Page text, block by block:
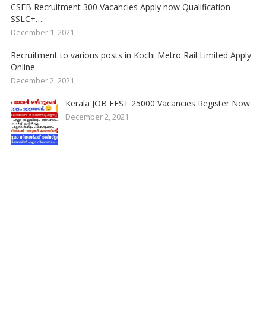
CSEB Recruitment 300 Vacancies Apply now Qualification
SSLC+….
December 1, 2021
Recruitment to various posts in Kochi Metro Rail Limited Apply
Online
December 2, 2021
Kerala JOB FEST 25000 Vacancies Register Now
December 2, 2021